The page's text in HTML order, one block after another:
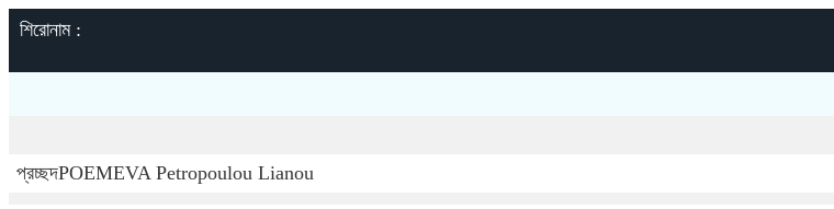
শিরোনাম :
প্রচ্ছদPOEMEVA Petropoulou Lianou